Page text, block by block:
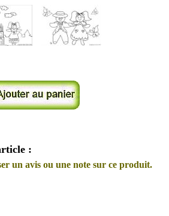
:
un avis ou une note sur ce produit.